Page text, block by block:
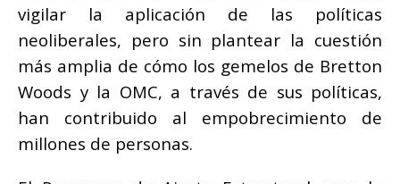
vigilar la aplicación de las políticas
neoliberales, pero sin plantear la cuestión
más amplia de cómo los gemelos de Bretton
Woods y la OMC, a través de sus políticas,
han contribuido al empobrecimiento de
millones de personas.